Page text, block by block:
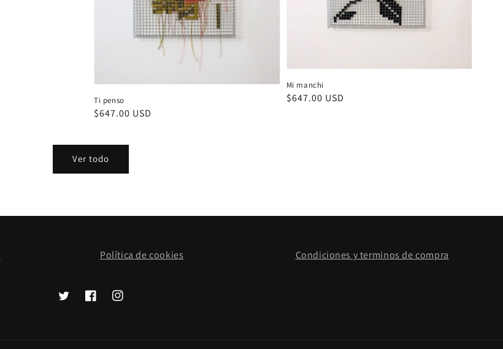
Ti penso
Precio
$647.00 USD
Mi manchi
Precio
$647.00 USD
Ver todo
Política de cookies Condiciones y terminos de compra
TwitterFacebookInstagram